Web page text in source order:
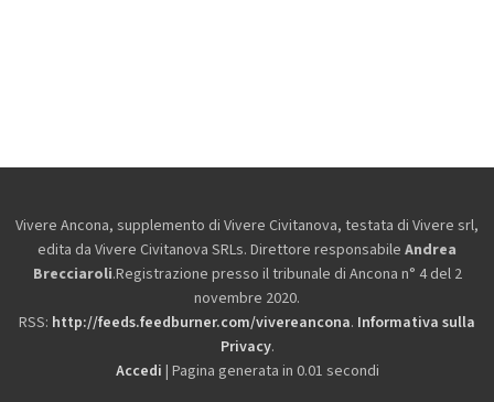
Vivere Ancona, supplemento di Vivere Civitanova, testata di Vivere srl,
edita da Vivere Civitanova SRLs. Direttore responsabile Andrea
Brecciaroli.Registrazione presso il tribunale di Ancona n° 4 del 2
novembre 2020.
RSS: http://feeds.feedburner.com/vivereancona. Informativa sulla
Privacy.
Accedi | Pagina generata in 0.01 secondi